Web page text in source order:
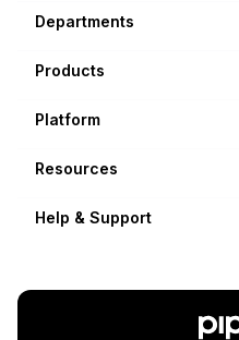
Departments
Products
Platform
Resources
Help & Support